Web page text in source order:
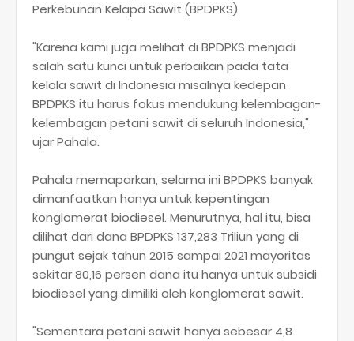
Perkebunan Kelapa Sawit (BPDPKS).
"Karena kami juga melihat di BPDPKS menjadi
salah satu kunci untuk perbaikan pada tata
kelola sawit di Indonesia misalnya kedepan
BPDPKS itu harus fokus mendukung kelembagan-
kelembagan petani sawit di seluruh Indonesia,"
ujar Pahala.
Pahala memaparkan, selama ini BPDPKS banyak
dimanfaatkan hanya untuk kepentingan
konglomerat biodiesel. Menurutnya, hal itu, bisa
dilihat dari dana BPDPKS 137,283 Triliun yang di
pungut sejak tahun 2015 sampai 2021 mayoritas
sekitar 80,16 persen dana itu hanya untuk subsidi
biodiesel yang dimiliki oleh konglomerat sawit.
"Sementara petani sawit hanya sebesar 4,8